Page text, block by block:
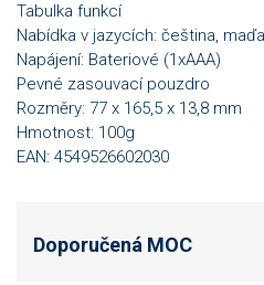
Tabulka funkcí
Nabídka v jazycích: čeština,
Napájení: Bateriové (1xAAA)
Pevné zasouvací pouzdro
Rozměry: 77 x 165,5 x 13,8 mm
Hmotnost: 100g
EAN: 4549526602030
Doporučená MOC